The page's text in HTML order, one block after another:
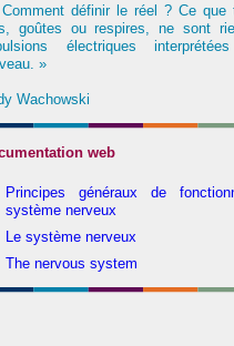
définir le réel ? Ce que
goûtes ou respires, ne sont
électriques
»
Wachowski
web
Principes généraux de
système nerveux
Le système nerveux
The nervous system